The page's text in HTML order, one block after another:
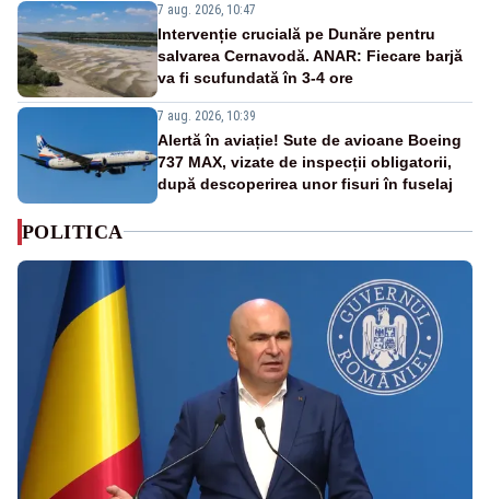
7 aug. 2026, 10:47
Intervenție crucială pe Dunăre pentru
salvarea Cernavodă. ANAR: Fiecare barjă
va fi scufundată în 3-4 ore
7 aug. 2026, 10:39
Alertă în aviație! Sute de avioane Boeing
737 MAX, vizate de inspecții obligatorii,
după descoperirea unor fisuri în fuselaj
POLITICA